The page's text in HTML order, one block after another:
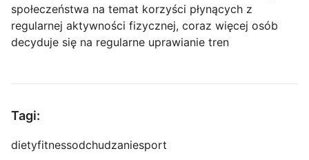
społeczeństwa na temat korzyści płynących z
regularnej aktywności fizycznej, coraz więcej osób
decyduje się na regularne uprawianie tren
Tagi:
dietyfitnessodchudzaniesport